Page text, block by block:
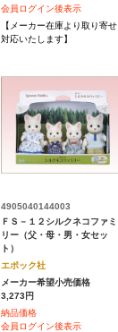
会員ログイン後表示
【メーカー在庫より取り寄せ
対応いたします】
4905040144003
ＦＳ－１２シルクネコファミ
リー（父・母・男・女セッ
ト）
エポック社
メーカー希望小売価格
3,273円
納品価格
会員ログイン後表示